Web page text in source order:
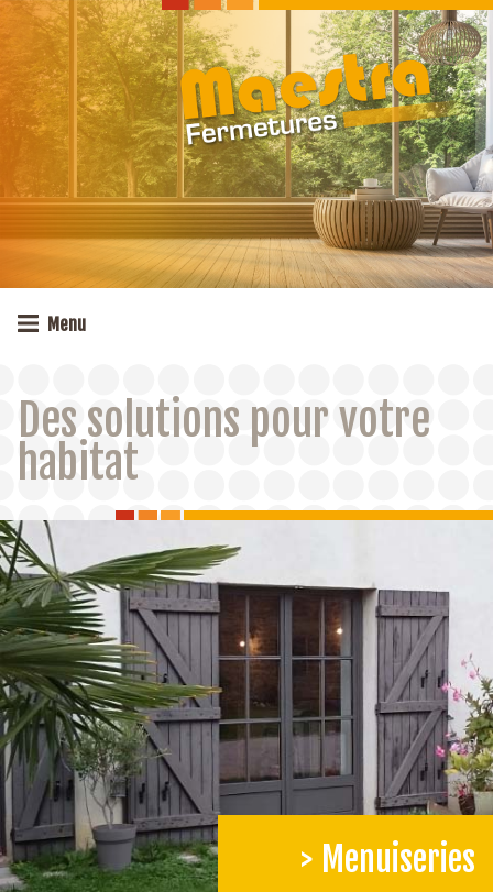
Skip
to
content
Menu
Des solutions pour votre
habitat
> Menuiseries